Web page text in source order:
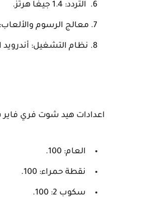
التردد: 1.4 جيغا هرتز.
معالج الرسوم والألعاب: Mali-T720MP2.
نظام التشغيل: أندرويد 6.0.1 مارشميلو.
اعدادات هيد شوت فري فاير
العام: 100.
نقطة حمراء: 100.
سكوب 2: 100.